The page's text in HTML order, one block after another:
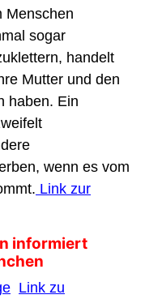
Menschen
sogar
handelt
Mutter und den
haben. Ein
wenn es vom
Link zur
informiert
Link zu